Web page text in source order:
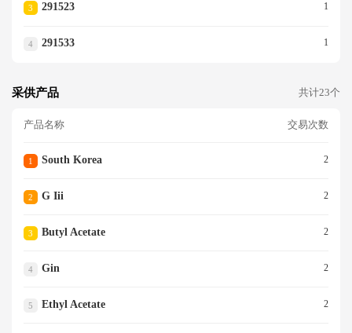
3 291523 1
4 291533 1
采供产品 共计23个
产品名称 交易次数
1 South Korea 2
2 G Iii 2
3 Butyl Acetate 2
4 Gin 2
5 Ethyl Acetate 2